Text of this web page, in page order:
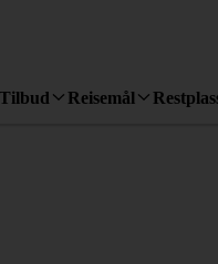
Tilbud Reisemål